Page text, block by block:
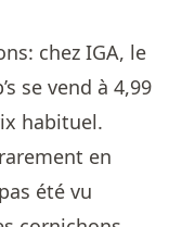
chez IGA, le
se vend à 4,99
habituel.
en
été vu